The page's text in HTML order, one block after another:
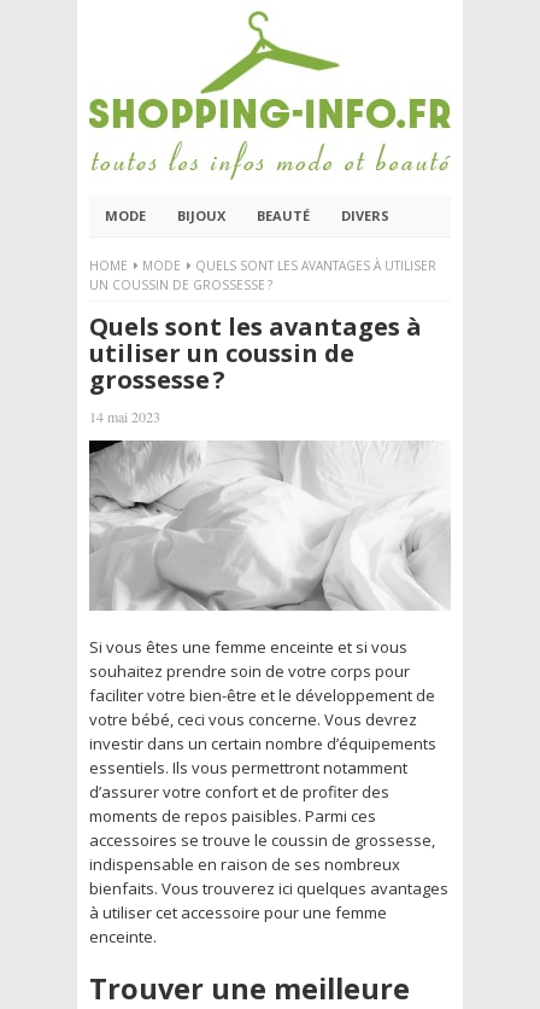
MODE BIJOUX BEAUTÉ DIVERS
HOME MODE
QUELS SONT LES AVANTAGES À UTILISER
UN COUSSIN DE GROSSESSE ?
Quels sont les avantages à
utiliser un coussin de
grossesse ?
14 mai 2023
Si vous êtes une femme enceinte et si vous
souhaitez prendre soin de votre corps pour
faciliter votre bien-être et le développement de
votre bébé, ceci vous concerne. Vous devrez
investir dans un certain nombre d’équipements
essentiels. Ils vous permettront notamment
d’assurer votre confort et de profiter des
moments de repos paisibles. Parmi ces
accessoires se trouve le coussin de grossesse,
indispensable en raison de ses nombreux
bienfaits. Vous trouverez ici quelques avantages
à utiliser cet accessoire pour une femme
enceinte.
Trouver une meilleure